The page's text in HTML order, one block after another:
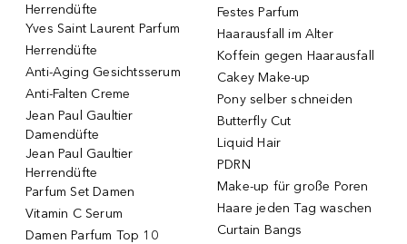
Herrendüfte
Yves Saint Laurent Parfum
Herrendüfte
Anti-Aging Gesichtsserum
Anti-Falten Creme
Jean Paul Gaultier
Damendüfte
Jean Paul Gaultier
Herrendüfte
Parfum Set Damen
Vitamin C Serum
Damen Parfum Top 10
Festes Parfum
Haarausfall im Alter
Koffein gegen Haarausfall
Cakey Make-up
Pony selber schneiden
Butterfly Cut
Liquid Hair
PDRN
Make-up für große Poren
Haare jeden Tag waschen
Curtain Bangs